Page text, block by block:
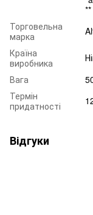
Торговельна
марка
Країна
виробника
Вага
Термін
придатності
Відгуки